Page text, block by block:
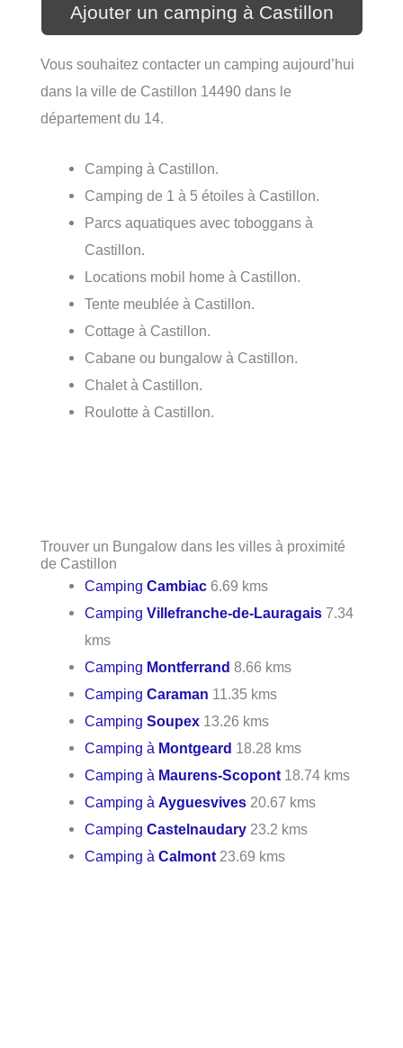
Ajouter un camping à Castillon
Vous souhaitez contacter un camping aujourd’hui
dans la ville de Castillon 14490 dans le
département du 14.
Camping à Castillon.
Camping de 1 à 5 étoiles à Castillon.
Parcs aquatiques avec toboggans à
Castillon.
Locations mobil home à Castillon.
Tente meublée à Castillon.
Cottage à Castillon.
Cabane ou bungalow à Castillon.
Chalet à Castillon.
Roulotte à Castillon.
Trouver un Bungalow dans les villes à proximité
de Castillon
CampingCambiac 6.69 kms
CampingVillefranche-de-Lauragais 7.34
kms
Camping Montferrand 8.66 kms
CampingCaraman 11.35 kms
CampingSoupex 13.26 kms
Camping à Montgeard 18.28 kms
Camping à Maurens-Scopont 18.74 kms
Camping à Ayguesvives 20.67 kms
CampingCastelnaudary 23.2 kms
Camping àCalmont 23.69 kms